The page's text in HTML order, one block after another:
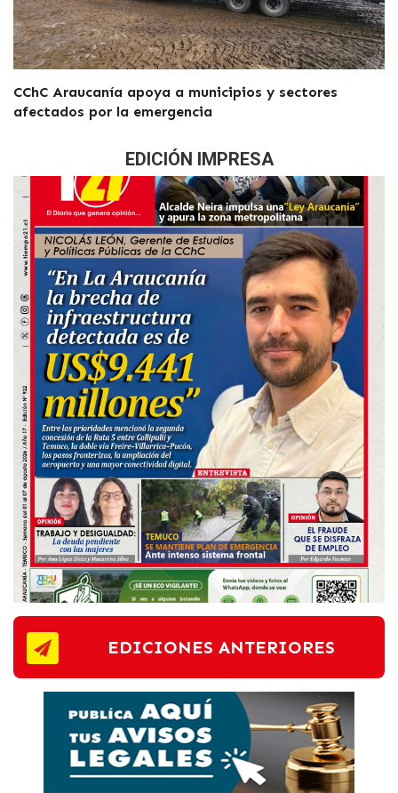
CChC Araucanía apoya a municipios y sectores
afectados por la emergencia
EDICIÓN IMPRESA
EDICIONES ANTERIORES